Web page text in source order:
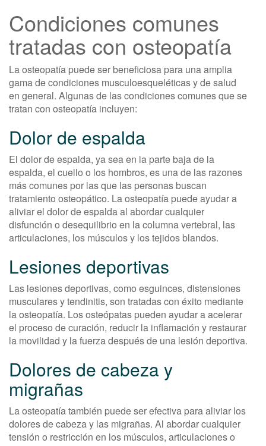
Condiciones comunes
tratadas con osteopatía
La osteopatía puede ser beneficiosa para una amplia
gama de condiciones musculoesqueléticas y de salud
en general. Algunas de las condiciones comunes que se
tratan con osteopatía incluyen:
Dolor de espalda
El dolor de espalda, ya sea en la parte baja de la
espalda, el cuello o los hombros, es una de las razones
más comunes por las que las personas buscan
tratamiento osteopático. La osteopatía puede ayudar a
aliviar el dolor de espalda al abordar cualquier
disfunción o desequilibrio en la columna vertebral, las
articulaciones, los músculos y los tejidos blandos.
Lesiones deportivas
Las lesiones deportivas, como esguinces, distensiones
musculares y tendinitis, son tratadas con éxito mediante
la osteopatía. Los osteópatas pueden ayudar a acelerar
el proceso de curación, reducir la inflamación y restaurar
la movilidad y la fuerza después de una lesión deportiva.
Dolores de cabeza y
migrañas
La osteopatía también puede ser efectiva para aliviar los
dolores de cabeza y las migrañas. Al abordar cualquier
tensión o restricción en los músculos, articulaciones o